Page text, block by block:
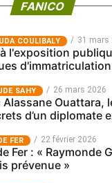
FANICO
COULIBALY 31 mars
l'exposition
d'immatriculation
SAHY 26 mars 2026
Alassane Ouattara,
d’un diplomate
FER 22 février 2026
Fer : « Raymonde
prévenue »